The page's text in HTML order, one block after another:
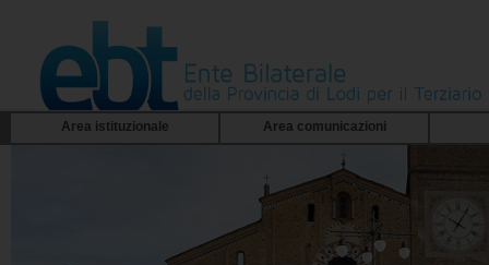
Area istituzionale Area comunicazioni